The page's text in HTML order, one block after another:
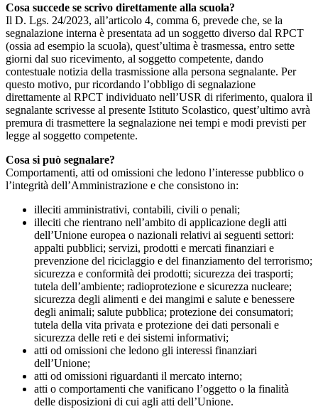
Cosa succede se scrivo direttamente alla scuola?
Il D. Lgs. 24/2023, all’articolo 4, comma 6, prevede che, se la
segnalazione interna è presentata ad un soggetto diverso dal RPCT
(ossia ad esempio la scuola), quest’ultima è trasmessa, entro sette
giorni dal suo ricevimento, al soggetto competente, dando
contestuale notizia della trasmissione alla persona segnalante. Per
questo motivo, pur ricordando l’obbligo di segnalazione
direttamente al RPCT individuato nell’USR di riferimento, qualora il
segnalante scrivesse al presente Istituto Scolastico, quest’ultimo avrà
premura di trasmettere la segnalazione nei tempi e modi previsti per
legge al soggetto competente.
Cosa si può segnalare?
Comportamenti, atti od omissioni che ledono l’interesse pubblico o
l’integrità dell’Amministrazione e che consistono in:
illeciti amministrativi, contabili, civili o penali;
illeciti che rientrano nell’ambito di applicazione degli atti
dell’Unione europea o nazionali relativi ai seguenti settori:
appalti pubblici; servizi, prodotti e mercati finanziari e
prevenzione del riciclaggio e del finanziamento del terrorismo;
sicurezza e conformità dei prodotti; sicurezza dei trasporti;
tutela dell’ambiente; radioprotezione e sicurezza nucleare;
sicurezza degli alimenti e dei mangimi e salute e benessere
degli animali; salute pubblica; protezione dei consumatori;
tutela della vita privata e protezione dei dati personali e
sicurezza delle reti e dei sistemi informativi;
atti od omissioni che ledono gli interessi finanziari
dell’Unione;
atti od omissioni riguardanti il mercato interno;
atti o comportamenti che vanificano l’oggetto o la finalità
delle disposizioni di cui agli atti dell’Unione.